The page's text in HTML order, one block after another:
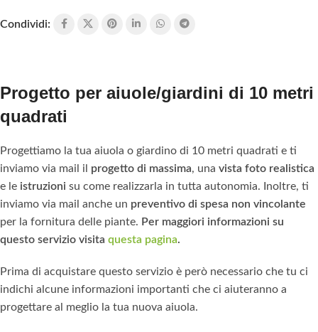
Condividi:
Progetto per aiuole/giardini di 10 metri
quadrati
Progettiamo la tua aiuola o giardino di 10 metri quadrati e ti
inviamo via mail il progetto di massima, una vista foto realistica
e le istruzioni su come realizzarla in tutta autonomia. Inoltre, ti
inviamo via mail anche un preventivo di spesa non vincolante
per la fornitura delle piante. Per maggiori informazioni su
questo servizio visita questa pagina.
Prima di acquistare questo servizio è però necessario che tu ci
indichi alcune informazioni importanti che ci aiuteranno a
progettare al meglio la tua nuova aiuola.